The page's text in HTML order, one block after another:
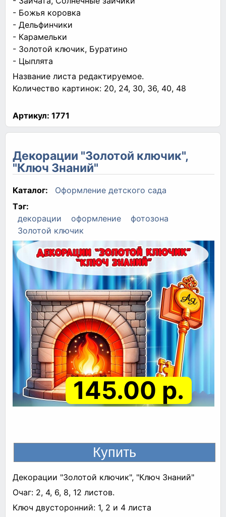
- Божья коровка
- Дельфинчики
- Карамельки
- Золотой ключик, Буратино
- Цыплята
Название листа редактируемое.
Количество картинок: 20, 24, 30, 36, 40, 48
Артикул: 1771
Декорации "Золотой ключик",
"Ключ Знаний"
Каталог:
Оформление детского сада
Тэг:
декорации
оформление
фотозона
Золотой ключик
145.00 р.
Декорации "Золотой ключик", "Ключ Знаний"
Очаг: 2, 4, 6, 8, 12 листов.
Ключ двусторонний: 1, 2 и 4 листа